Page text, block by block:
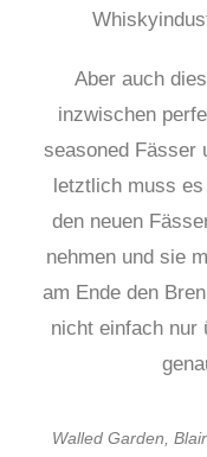
Aber auch
inzwischen
seasoned Fässer
letztlich muss es
den neuen
nehmen und sie
am Ende den
nicht einfach nur
Walled Garden,